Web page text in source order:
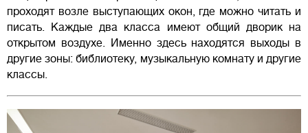
проходят возле выступающих окон, где можно читать и
писать. Каждые два класса имеют общий дворик на
открытом воздухе. Именно здесь находятся выходы в
другие зоны: библиотеку, музыкальную комнату и другие
классы.